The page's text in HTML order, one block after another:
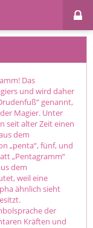
Das
und wird daher
genannt,
Magier. Unter
seit alter Zeit einen
dem
„penta“, fünf, und
„Pentagramm“
dem
weil eine
ähnlich sieht
der
Kräften und